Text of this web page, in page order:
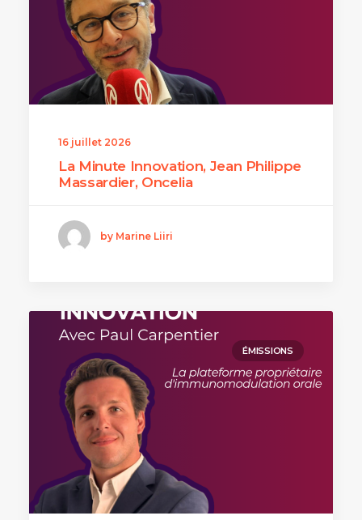
16 juillet 2026
La Minute Innovation, Jean Philippe
Massardier, Oncelia
by Marine Liiri
ÉMISSIONS